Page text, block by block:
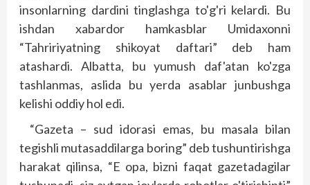
insonlarning dardini tinglashga to'g'ri kelardi. Bu
ishdan xabardor hamkasblar Umidaxonni
“Tahririyatning shikoyat daftari” deb ham
atashardi. Albatta, bu yumush daf'atan ko'zga
tashlanmas, aslida bu yerda asablar junbushga
kelishi oddiy hol edi.
“Gazeta – sud idorasi emas, bu masala bilan
tegishli mutasaddilarga boring” deb tushuntirishga
harakat qilinsa, “E opa, bizni faqat gazetadagilar